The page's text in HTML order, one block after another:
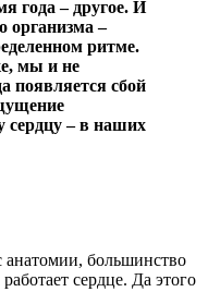
года – другое. И
организма –
ритме.
мы и не
появляется сбой
сердцу – в наших
большинство
сердце. Да этого